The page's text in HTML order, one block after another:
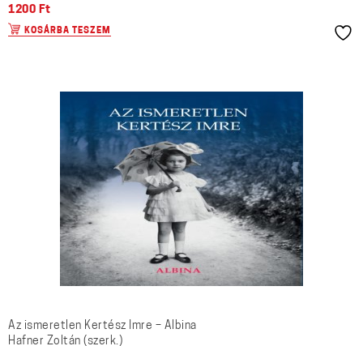
1200 Ft
KOSÁRBA TESZEM
Az ismeretlen Kertész Imre – Albina
Hafner Zoltán (szerk.)